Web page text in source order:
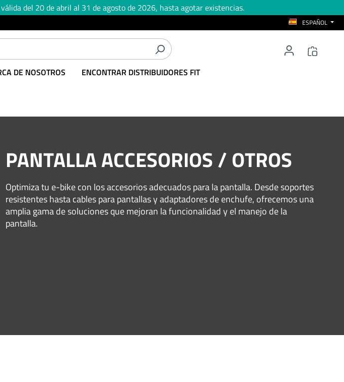
del 20 de abril al 31 de agosto de 2026, hasta agotar existencias.
ESPAÑOL
DE NOSOTROS ENCONTRAR DISTRIBUIDORES FIT
PANTALLA ACCESORIOS / OTROS
Optimiza tu e-bike con los accesorios adecuados para la pantalla. Desde soportes
resistentes hasta cables para pantallas y adaptadores de enchufe, ofrecemos una
amplia gama de soluciones que mejoran la funcionalidad y el manejo de la
pantalla.